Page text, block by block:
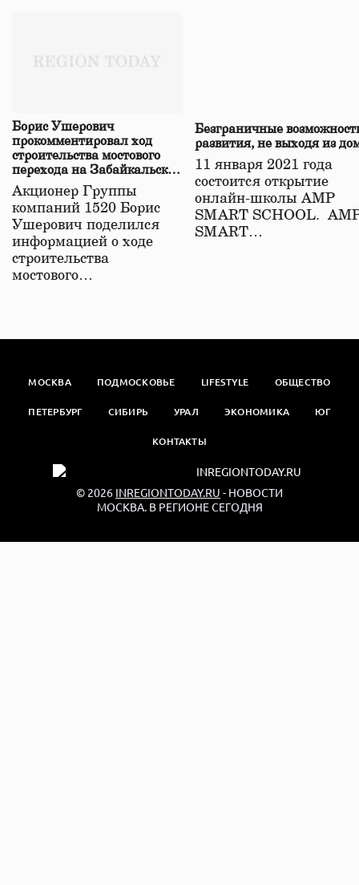
Борис Ушерович
прокомментировал ход
строительства мостового
перехода на Забайкальской
железной дороге
Акционер Группы
компаний 1520 Борис
Ушерович поделился
информацией о ходе
строительства
мостового…
Безграничные
развития, не выходя из
11 января 2021 года
состоится открытие
онлайн-школы АМР
SMART SCHOOL.
SMART…
МОСКВА ПОДМОСКОВЬЕ LIFESTYLE ОБЩЕСТВО
ПЕТЕРБУРГ СИБИРЬ УРАЛ ЭКОНОМИКА ЮГ
КОНТАКТЫ
© 2026 INREGIONTODAY.RU - НОВОСТИ
МОСКВА. В РЕГИОНЕ СЕГОДНЯ